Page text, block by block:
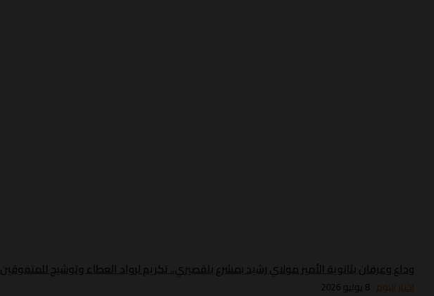
وداع وعرفان بثانوية الأمير مولاي رشيد بمشرع بلقصيري.. تكريم لرواد العطاء وتوشيح للمتفوقين
اخبار اليوم 8 يوليو 2026